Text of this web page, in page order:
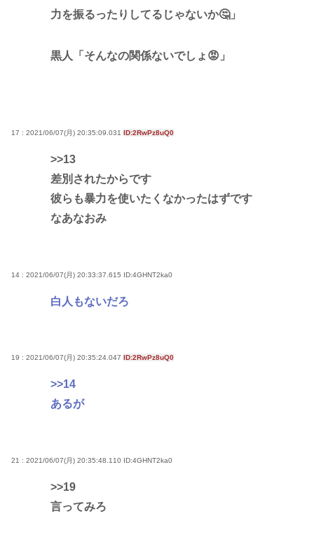
力を振るったりしてるじゃないか🤔」
黒人「そんなの関係ないでしょ😡」
17 : 2021/06/07(月) 20:35:09.031 ID:2RwPz8uQ0
>>13
差別されたからです
彼らも暴力を使いたくなかったはずです
なあなおみ
14 : 2021/06/07(月) 20:33:37.615 ID:4GHNT2ka0
白人もないだろ
19 : 2021/06/07(月) 20:35:24.047 ID:2RwPz8uQ0
>>14
あるが
21 : 2021/06/07(月) 20:35:48.110 ID:4GHNT2ka0
>>19
言ってみろ